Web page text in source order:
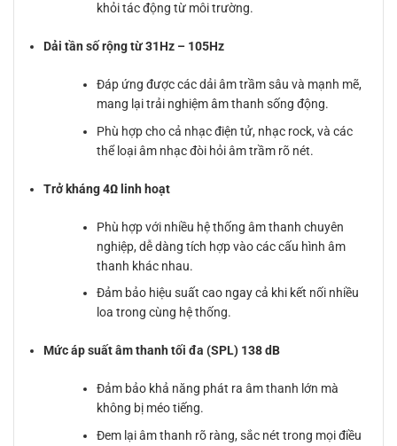
khỏi tác động từ môi trường.
Dải tần số rộng từ 31Hz – 105Hz
Đáp ứng được các dải âm trầm sâu và mạnh mẽ,
mang lại trải nghiệm âm thanh sống động.
Phù hợp cho cả nhạc điện tử, nhạc rock, và các
thể loại âm nhạc đòi hỏi âm trầm rõ nét.
Trở kháng 4Ω linh hoạt
Phù hợp với nhiều hệ thống âm thanh chuyên
nghiệp, dễ dàng tích hợp vào các cấu hình âm
thanh khác nhau.
Đảm bảo hiệu suất cao ngay cả khi kết nối nhiều
loa trong cùng hệ thống.
Mức áp suất âm thanh tối đa (SPL) 138 dB
Đảm bảo khả năng phát ra âm thanh lớn mà
không bị méo tiếng.
Đem lại âm thanh rõ ràng, sắc nét trong mọi điều